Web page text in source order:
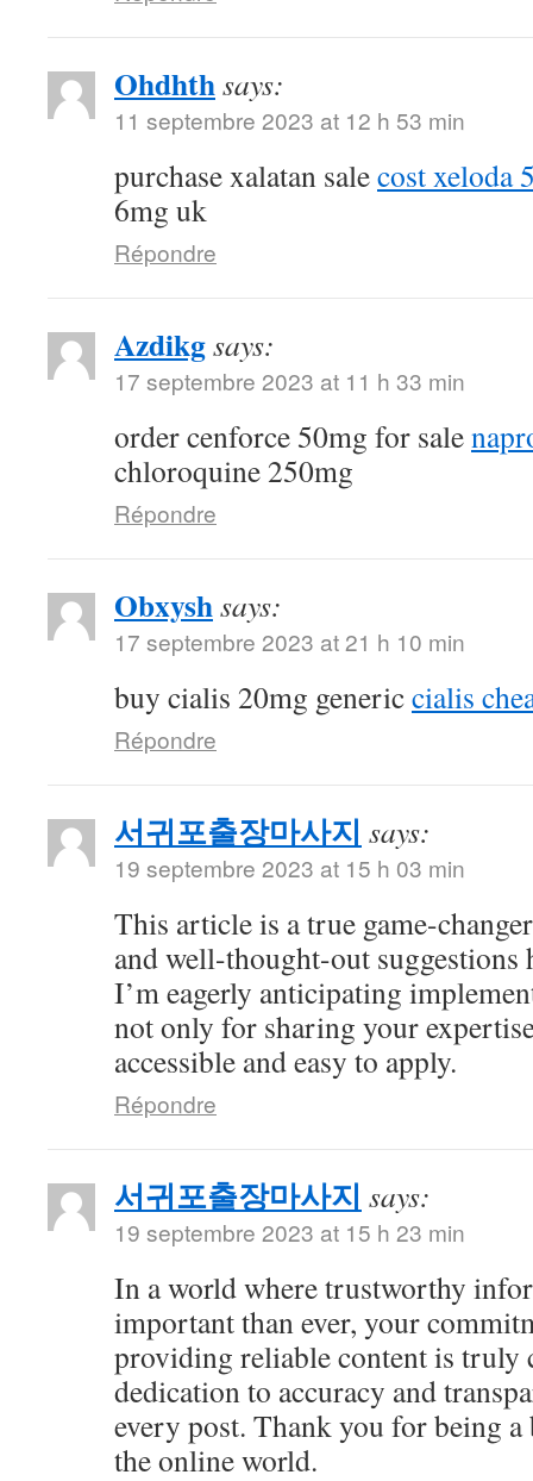
Ohdhthsays:
11 septembre 2023 at 12 h 53 min
purchase xalatan salecost xeloda
6mg uk
Répondre
Azdikgsays:
17 septembre 2023 at 11 h 33 min
order cenforce 50mg for sale
chloroquine 250mg
Répondre
Obxyshsays:
17 septembre 2023 at 21 h 10 min
buy cialis 20mg genericcialis
Répondre
서귀포출장마사지 says:
19 septembre 2023 at 15 h 03 min
This article is a true game-
and well-thought-out
I’m eagerly anticipating
not only for sharing your
accessible and easy to apply.
Répondre
서귀포출장마사지 says:
19 septembre 2023 at 15 h 23 min
In a world where trustworthy
important than ever, your
providing reliable content is truly
dedication to accuracy and
every post. Thank you for being
the online world.